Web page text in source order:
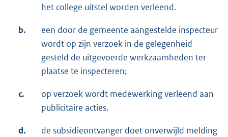
het college uitstel worden verleend.
b.
een door de gemeente aangestelde inspecteur
wordt op zijn verzoek in de gelegenheid
gesteld de uitgevoerde werkzaamheden ter
plaatse te inspecteren;
c.
op verzoek wordt medewerking verleend aan
publicitaire acties.
d.
de subsidieontvanger doet onverwijld melding